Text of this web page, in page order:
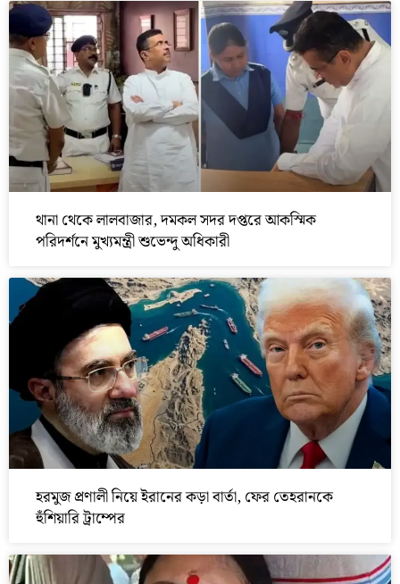
থানা থেকে লালবাজার, দমকল সদর দপ্তরে আকস্মিক
পরিদর্শনে মুখ্যমন্ত্রী শুভেন্দু অধিকারী
হরমুজ প্রণালী নিয়ে ইরানের কড়া বার্তা, ফের তেহরানকে
হুঁশিয়ারি ট্রাম্পের